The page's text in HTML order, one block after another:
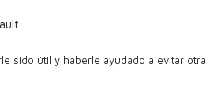
sido útil y haberle ayudado a evitar otra